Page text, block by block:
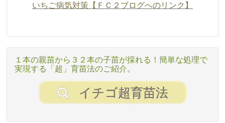
いちご病気対策【ＦＣ２ブログへのリンク】
１本の親苗から３２本の子苗が採れる！簡単な処理で
実現する「超」育苗法のご紹介。
イチゴ超育苗法